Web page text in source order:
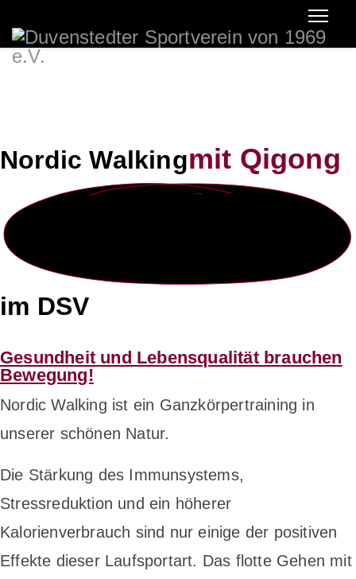
Nordic Walkingmit Qigong
im DSV
Gesundheit und Lebensqualität brauchen
Bewegung!
Nordic Walking ist ein Ganzkörpertraining in
unserer schönen Natur.
Die Stärkung des Immunsystems,
Stressreduktion und ein höherer
Kalorienverbrauch sind nur einige der positiven
Effekte dieser Laufsportart. Das flotte Gehen mit